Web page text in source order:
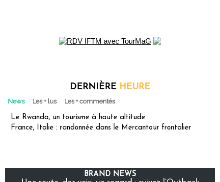
DERNIÈRE HEURE
News Les + lus Les + commentés
Le Rwanda, un tourisme à haute altitude
France, Italie : randonnée dans le Mercantour frontalier
BRAND NEWS